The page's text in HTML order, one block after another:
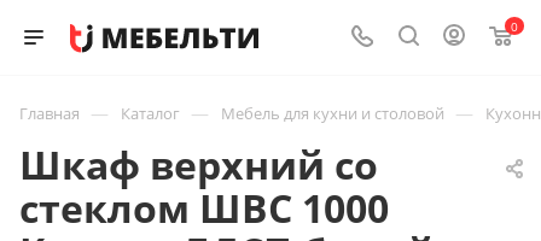
0
Главная — Каталог — Мебель для кухни и столовой —
Шкаф верхний со
стеклом ШВС 1000